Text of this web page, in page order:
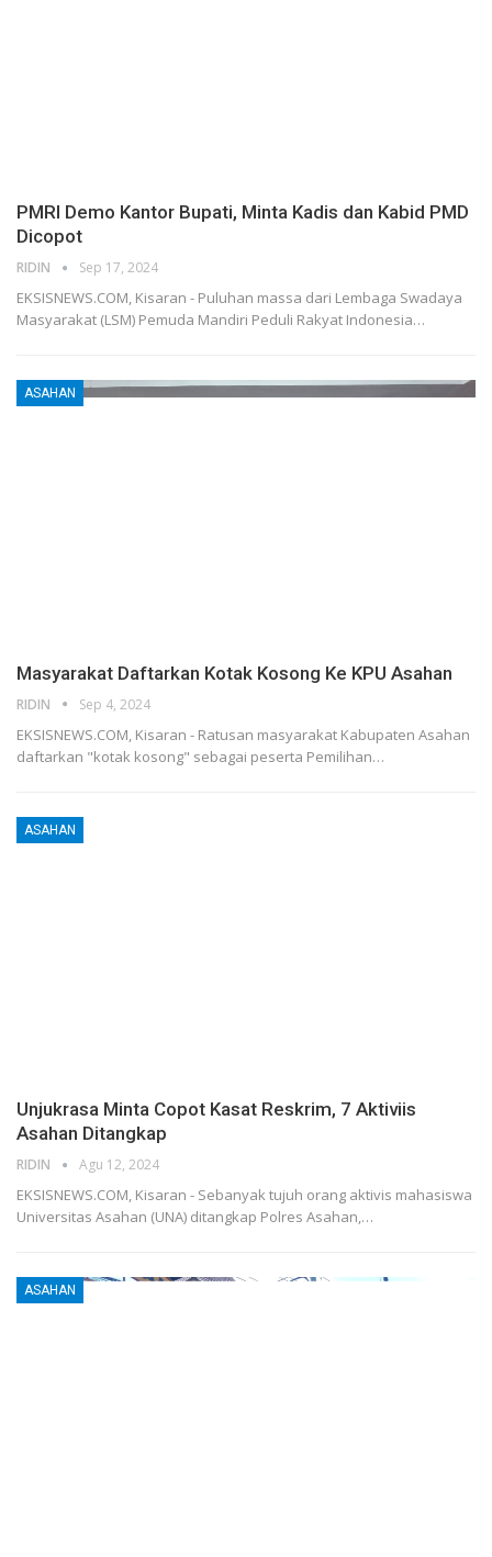
PMRI Demo Kantor Bupati, Minta Kadis dan Kabid PMD
Dicopot
RIDIN Sep 17, 2024
EKSISNEWS.COM, Kisaran - Puluhan massa dari Lembaga Swadaya
Masyarakat (LSM) Pemuda Mandiri Peduli Rakyat Indonesia…
ASAHAN
Masyarakat Daftarkan Kotak Kosong Ke KPU Asahan
RIDIN Sep 4, 2024
EKSISNEWS.COM, Kisaran - Ratusan masyarakat Kabupaten Asahan
daftarkan "kotak kosong" sebagai peserta Pemilihan…
ASAHAN
Unjukrasa Minta Copot Kasat Reskrim, 7 Aktiviis
Asahan Ditangkap
RIDIN Agu 12, 2024
EKSISNEWS.COM, Kisaran - Sebanyak tujuh orang aktivis mahasiswa
Universitas Asahan (UNA) ditangkap Polres Asahan,…
ASAHAN